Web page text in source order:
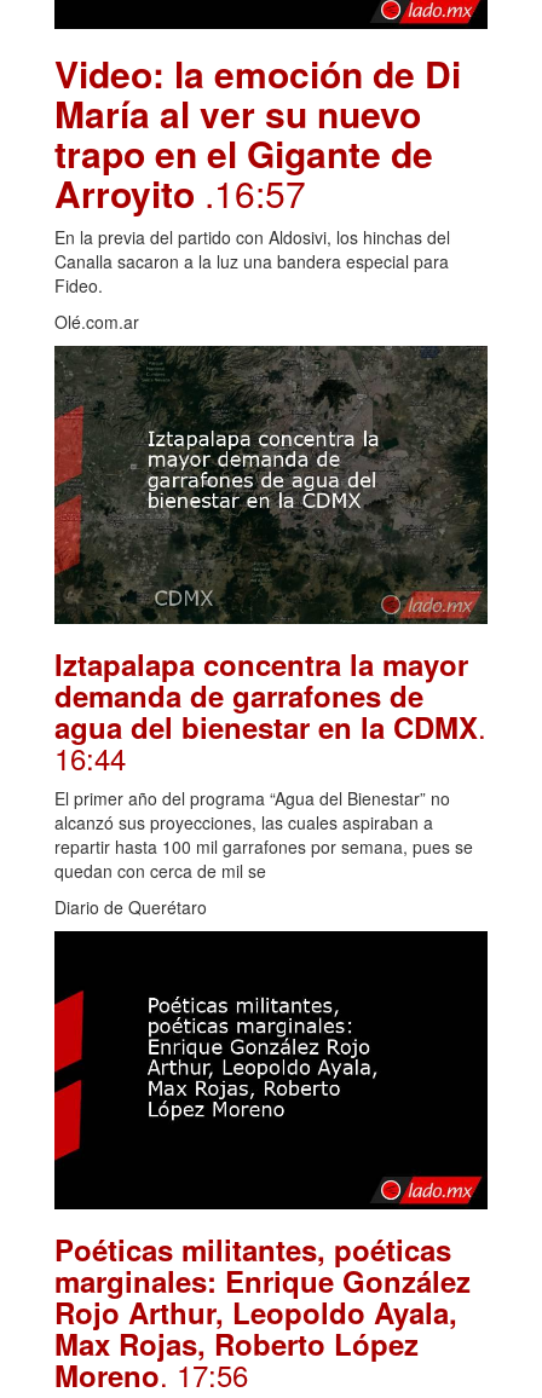
Video: la emoción de Di
María al ver su nuevo
trapo en el Gigante de
Arroyito .16:57
En la previa del partido con Aldosivi, los hinchas del
Canalla sacaron a la luz una bandera especial para
Fideo.
Olé.com.ar
Iztapalapa concentra la mayor
demanda de garrafones de
agua del bienestar en la CDMX.
16:44
El primer año del programa “Agua del Bienestar” no
alcanzó sus proyecciones, las cuales aspiraban a
repartir hasta 100 mil garrafones por semana, pues se
quedan con cerca de mil se
Diario de Querétaro
Poéticas militantes, poéticas
marginales: Enrique González
Rojo Arthur, Leopoldo Ayala,
Max Rojas, Roberto López
Moreno. 17:56